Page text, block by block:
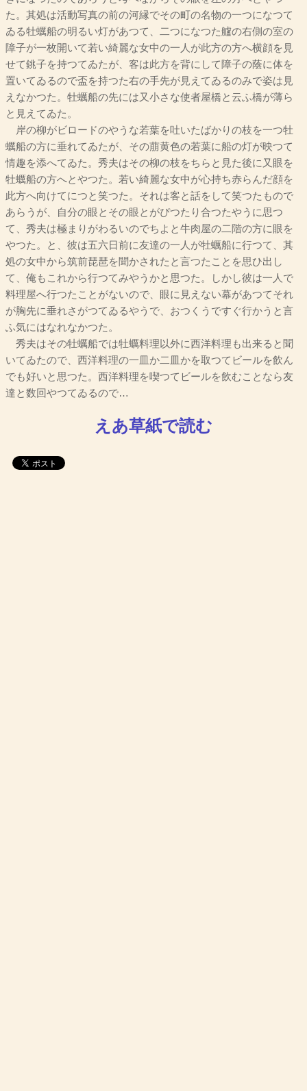
た。其処は活動写真の前の河縁でその町の名物の一つになつて
ゐる牡蠣船の明るい灯があつて、二つになつた艫の右側の室の
障子が一枚開いて若い綺麗な女中の一人が此方の方へ横顔を見
せて銚子を持つてゐたが、客は此方を背にして障子の蔭に体を
置いてゐるので盃を持つた右の手先が見えてゐるのみで姿は見
えなかつた。牡蠣船の先には又小さな使者屋橋と云ふ橋が薄ら
と見えてゐた。
岸の柳がビロードのやうな若葉を吐いたばかりの枝を一つ牡
蠣船の方に垂れてゐたが、その萠黄色の若葉に船の灯が映つて
情趣を添へてゐた。秀夫はその柳の枝をちらと見た後に又眼を
牡蠣船の方へとやつた。若い綺麗な女中が心持ち赤らんだ顔を
此方へ向けてにつと笑つた。それは客と話をして笑つたもので
あらうが、自分の眼とその眼とがぴつたり合つたやうに思つ
て、秀夫は極まりがわるいのでちよと牛肉屋の二階の方に眼を
やつた。と、彼は五六日前に友達の一人が牡蠣船に行つて、其
処の女中から筑前琵琶を聞かされたと言つたことを思ひ出し
て、俺もこれから行つてみやうかと思つた。しかし彼は一人で
料理屋へ行つたことがないので、眼に見えない幕があつてそれ
が胸先に垂れさがつてゐるやうで、おつくうですぐ行かうと言
ふ気にはなれなかつた。
秀夫はその牡蠣船では牡蠣料理以外に西洋料理も出来ると聞
いてゐたので、西洋料理の一皿か二皿かを取つてビールを飲ん
でも好いと思つた。西洋料理を喫つてビールを飲むことなら友
達と数回やつてゐるので…
えあ草紙で読む